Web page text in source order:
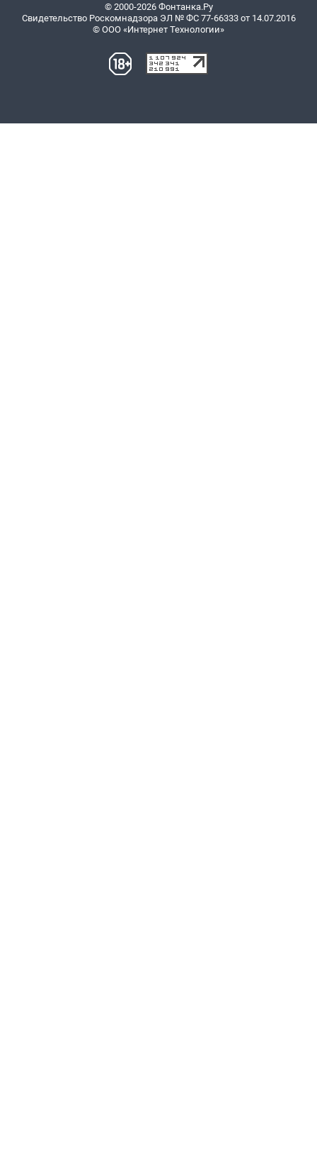
© 2000-2026 Фонтанка.Ру
Свидетельство Роскомнадзора ЭЛ № ФС 77-66333 от 14.07.2016
© ООО «Интернет Технологии»